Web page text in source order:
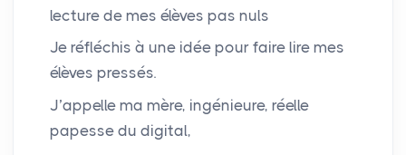
lecture de mes élèves pas nuls
Je réfléchis à une idée pour faire lire mes
élèves pressés.
J’appelle ma mère, ingénieure, réelle
papesse du digital,